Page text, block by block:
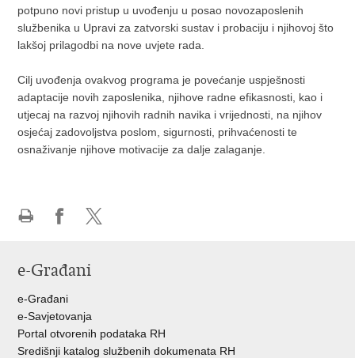
potpuno novi pristup u uvođenju u posao novozaposlenih
službenika u Upravi za zatvorski sustav i probaciju i njihovoj što
lakšoj prilagodbi na nove uvjete rada.
Cilj uvođenja ovakvog programa je povećanje uspješnosti
adaptacije novih zaposlenika, njihove radne efikasnosti, kao i
utjecaj na razvoj njihovih radnih navika i vrijednosti, na njihov
osjećaj zadovoljstva poslom, sigurnosti, prihvaćenosti te
osnaživanje njihove motivacije za dalje zalaganje.
FacebookuTwitteru
e-Građani
e-Građani
e-Savjetovanja
Portal otvorenih podataka RH
Središnji katalog službenih dokumenata RH